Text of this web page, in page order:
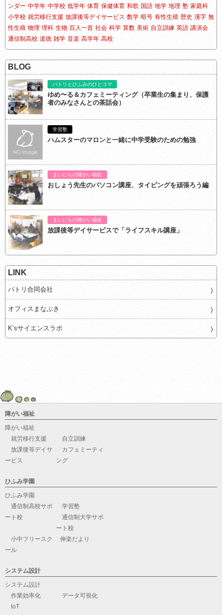
ンダー 中学年 中学校 低学年 体育 保健体育 和歌 国語 地学 地理 塾 家庭科
小学校 就労移行支援 放課後等デイサービス 数学 暗号 有性生殖 歴史 漢字 無
性生殖 物理 理科 生物 百人一首 社会 科学 算数 美術 自立訓練 英語 講演会
通信制高校 道徳 雑学 音楽 高学年 高校
BLOG
パトリとひふみのひとコマ
ゆめ〜る＆カフェミーティング（卒業生の集まり、保護
者のみなさんとの茶話会）
学習塾
ハムスターのマロンと一緒に中学受験のための勉強
まいにちの障がい福祉
おしょう先生のパソコン講座、タイピングを頑張ろう編
まいにちの障がい福祉
放課後等デイサービスで「ライフスキル講座」
LINK
パトリ合同会社
オフィスまなぶき
K’sサイエンスラボ
障がい福祉
障がい福祉
就労移行支援
自立訓練
放課後等デイサ
ービス
カフェミーティ
ング
ひふみ学園
ひふみ学園
通信制高校サポ
ート校
学習塾
通信制大学サポ
ート校
小中フリースク
ール
伸楽だより
システム設計
システム設計
作業効率化
データ可視化
IoT